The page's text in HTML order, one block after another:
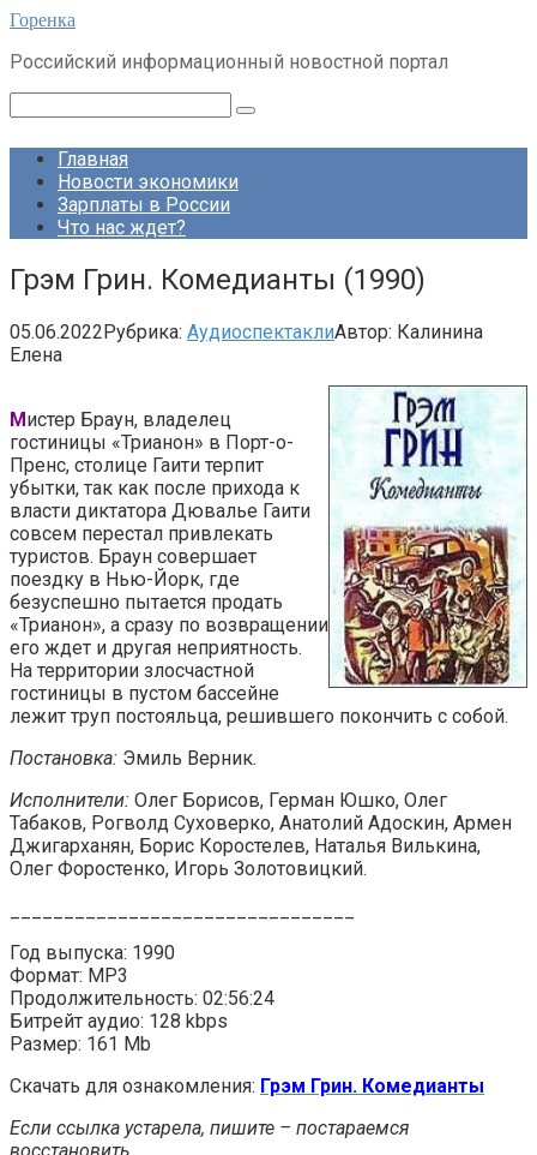
Перейти
контенту
Горенка
Российский информационный новостной портал
Главная
Новости экономики
Зарплаты в России
Что нас ждет?
Грэм Грин. Комедианты (1990)
05.06.2022Рубрика: АудиоспектаклиАвтор: Калинина
Елена
Мистер Браун, владелец
гостиницы «Трианон» в Порт-о-
Пренс, столице Гаити терпит
убытки, так как после прихода к
власти диктатора Дювалье Гаити
совсем перестал привлекать
туристов. Браун совершает
поездку в Нью-Йорк, где
безуспешно пытается продать
«Трианон», а сразу по возвращении
его ждет и другая неприятность.
На территории злосчастной
гостиницы в пустом бассейне
лежит труп постояльца, решившего покончить с собой.
Постановка: Эмиль Верник.
Исполнители: Олег Борисов, Герман Юшко, Олег
Табаков, Рогволд Суховерко, Анатолий Адоскин, Армен
Джигарханян, Борис Коростелев, Наталья Вилькина,
Олег Форостенко, Игорь Золотовицкий.
Год выпуска: 1990
Формат: MP3
Продолжительность: 02:56:24
Битрейт аудио: 128 kbps
Размер: 161 Mb
Скачать для ознакомления: Грэм Грин. Комедианты
Если ссылка устарела, пишите – постараемся